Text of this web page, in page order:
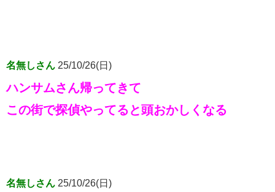
名無しさん 25/10/26(日)
ハンサムさん帰ってきて
この街で探偵やってると頭おかしくなる
名無しさん 25/10/26(日)